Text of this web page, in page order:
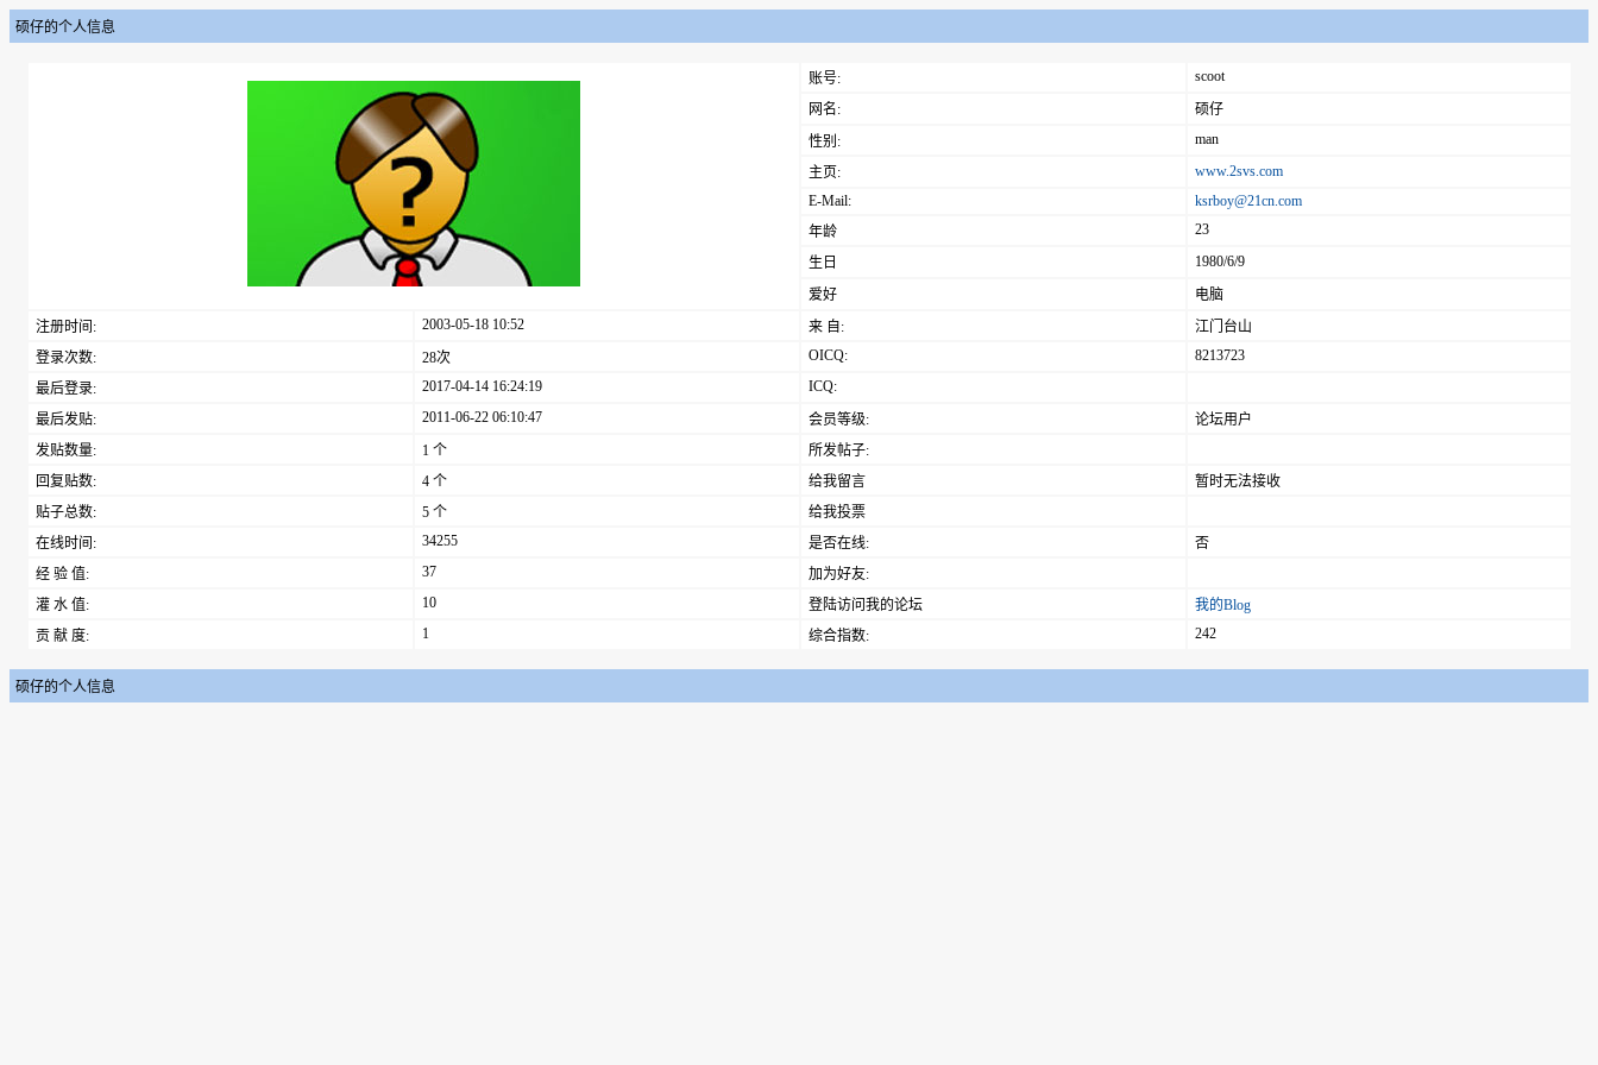
硕仔的个人信息
账号:
scoot
网名:
硕仔
性别:
man
主页:
www.2svs.com
E-Mail:
ksrboy@21cn.com
年龄
23
生日
1980/6/9
爱好
电脑
注册时间:
2003-05-18 10:52 来 自:
江门台山
登录次数:
28次 OICQ:
8213723
最后登录:
2017-04-14 16:24:19
ICQ:
最后发贴:
2011-06-22 06:10:47 会员等级:
论坛用户
发贴数量:
1 个
所发帖子:
回复贴数:
4 个 给我留言
暂时无法接收
贴子总数:
5 个
给我投票
在线时间:
34255 是否在线:
否
经 验 值:
37
加为好友:
灌 水 值:
10 登陆访问我的论坛
我的Blog
贡 献 度:
1 综合指数: 242
硕仔的个人信息